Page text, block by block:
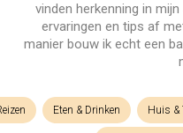
vinden herkenning in
ervaringen en tips af
manier bouw ik echt een
Eten & Drinken Huis &